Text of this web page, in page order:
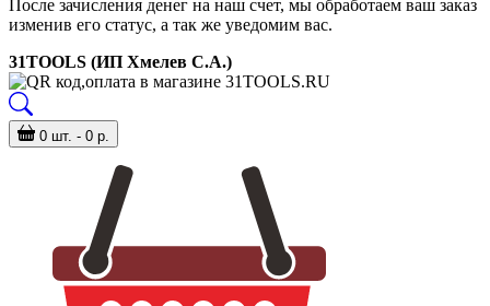
После зачисления денег на наш счет, мы обработаем ваш заказ
изменив его статус, а так же уведомим вас.
31TOOLS (ИП Хмелев С.А.)
0 шт. - 0 р.